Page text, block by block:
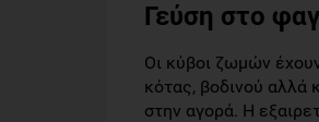
Γεύση στο
Οι κύβοι ζωμών
κότας, βοδινού αλλά
στην αγορά. Η